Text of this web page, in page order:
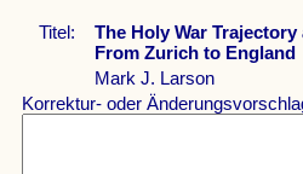
Titel:
The Holy War
From Zurich to England
Mark J. Larson
Korrektur- oder